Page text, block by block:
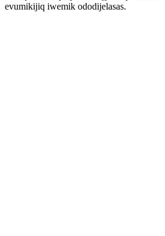
evumikijiq iwemik ododijelasas.